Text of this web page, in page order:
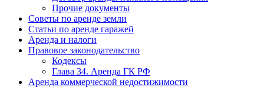
Прочие документы
Советы по аренде земли
Статьи по аренде гаражей
Аренда и налоги
Правовое законодательство
Кодексы
Глава 34. Аренда ГК РФ
Аренда коммерческой недостижимости